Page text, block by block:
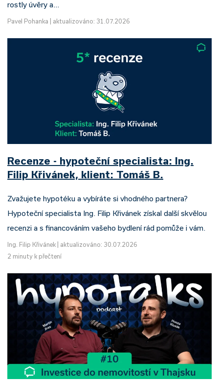
rostly úvěry a…
Pavel Pohanka aktualizováno: 31.07.2026
Recenze - hypoteční specialista: Ing.
Filip Křivánek, klient: Tomáš B.
Zvažujete hypotéku a vybíráte si vhodného partnera?
Hypoteční specialista Ing. Filip Křivánek získal další skvělou
recenzi a s financováním vašeho bydlení rád pomůže i vám.
Ing. Filip Křivánek
aktualizováno: 30.07.2026
2 minuty k přečtení